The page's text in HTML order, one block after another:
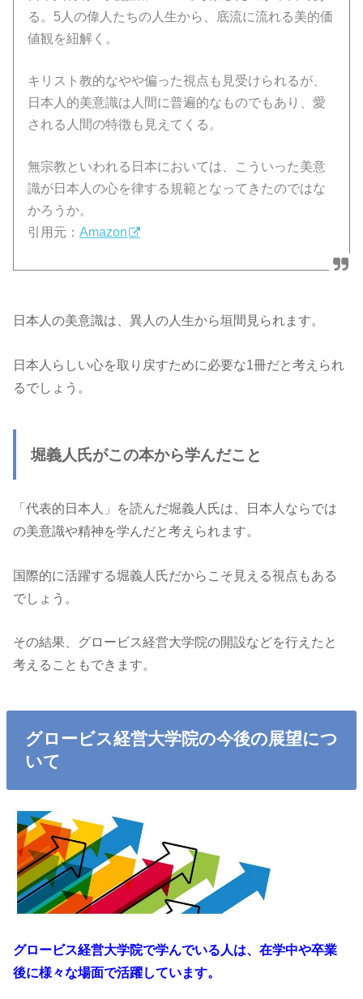
る。5人の偉人たちの人生から、底流に流れる美的価
値観を紐解く。
キリスト教的なやや偏った視点も見受けられるが、
日本人的美意識は人間に普遍的なものでもあり、愛
される人間の特徴も見えてくる。
無宗教といわれる日本においては、こういった美意
識が日本人の心を律する規範となってきたのではな
かろうか。
引用元：Amazon
日本人の美意識は、異人の人生から垣間見られます。
日本人らしい心を取り戻すために必要な1冊だと考えられ
るでしょう。
堀義人氏がこの本から学んだこと
「代表的日本人」を読んだ堀義人氏は、日本人ならでは
の美意識や精神を学んだと考えられます。
国際的に活躍する堀義人氏だからこそ見える視点もある
でしょう。
その結果、グロービス経営大学院の開設などを行えたと
考えることもできます。
グロービス経営大学院の今後の展望につ
いて
グロービス経営大学院で学んでいる人は、在学中や卒業
後に様々な場面で活躍しています。